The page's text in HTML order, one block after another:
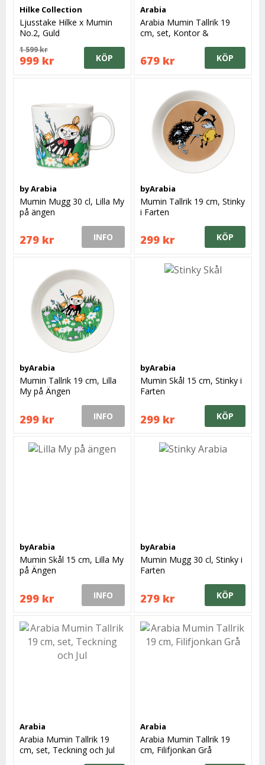
Hilke Collection
Ljusstake Hilke x Mumin
No.2, Guld
1 599 kr
999 kr KÖP
Arabia
Arabia Mumin Tallrik 19
cm, set, Kontor &
679 kr KÖP
by Arabia
Mumin Mugg 30 cl, Lilla My
på ängen
279 kr INFO
byArabia
Mumin Tallrik 19 cm, Stinky
i Farten
299 kr KÖP
byArabia
Mumin Tallrik 19 cm, Lilla
My på Ängen
299 kr INFO
byArabia
Mumin Skål 15 cm, Stinky i
Farten
299 kr KÖP
byArabia
Mumin Skål 15 cm, Lilla My
på Ängen
299 kr INFO
byArabia
Mumin Mugg 30 cl, Stinky i
Farten
279 kr KÖP
Arabia
Arabia Mumin Tallrik 19
cm, set, Teckning och Jul
Arabia
Arabia Mumin Tallrik 19
cm, Filifjonkan Grå